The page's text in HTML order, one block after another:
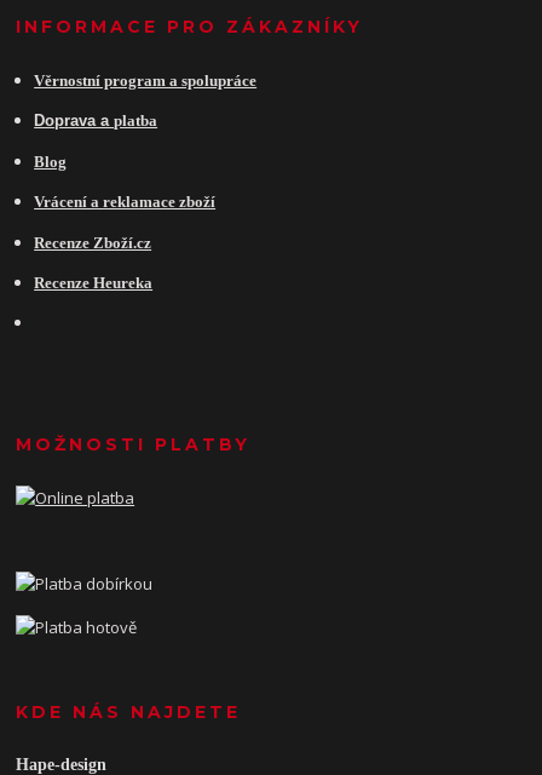
INFORMACE PRO ZÁKAZNÍKY
Věrnostní program a spolupráce
Doprava aplatba
Blog
Vrácení a reklamace zboží
Recenze Zboží.cz
Recenze Heureka
MOŽNOSTI PLATBY
KDE NÁS NAJDETE
Hape-design